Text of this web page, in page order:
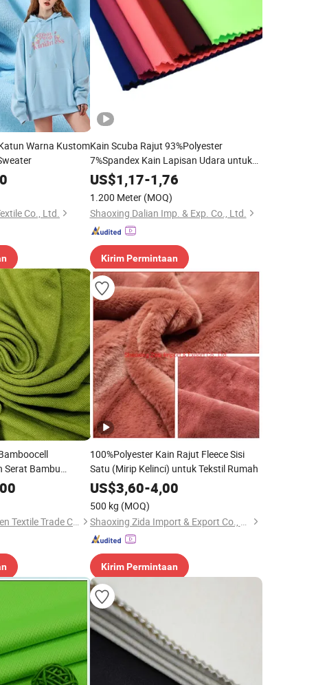
Warna Kustom
Co., Ltd.
Kain Scuba Rajut 93%Polyester
7%Spandex Kain Lapisan Udara untuk
Pakaian
US$1,17-1,76
1.200 Meter (MOQ)
Shaoxing Dalian Imp. & Exp. Co., Ltd.
Kirim Permintaan
Serat Bambu
Beijing Fabric Garden Textile Trade Center
100%Polyester Kain Rajut Fleece Sisi
Satu (Mirip Kelinci) untuk Tekstil Rumah
US$3,60-4,00
500 kg (MOQ)
Shaoxing Zida Import & Export Co., Ltd.
Kirim Permintaan